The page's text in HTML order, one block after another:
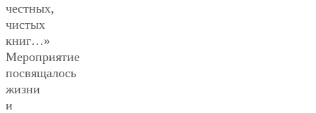
честных,
чистых
книг…»
Мероприятие
посвящалось
жизни
и